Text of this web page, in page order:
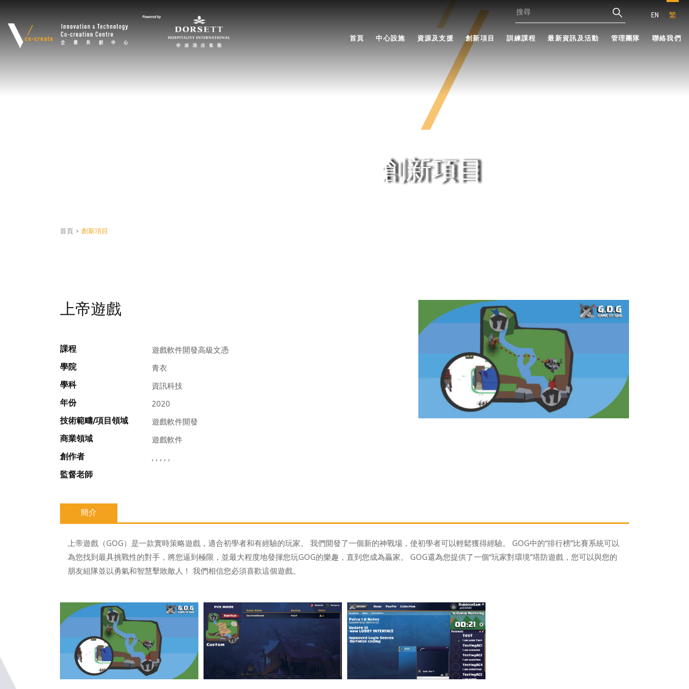
EN 繁
首頁 中心設施 資源及支援 創新項目 訓練課程 最新資訊及活動 管理團隊 聯絡我們
創新項目
首頁 > 創新項目
上帝遊戲
課程 遊戲軟件開發高級文憑
學院 青衣
學科 資訊科技
年份 2020
技術範疇/項目領域 遊戲軟件開發
商業領域 遊戲軟件
創作者 , , , , ,
監督老師
簡介
上帝遊戲（GOG）是一款實時策略遊戲，適合初學者和有經驗的玩家。 我們開發了一個新的神戰場，使初學者可以輕鬆獲得經驗。 GOG中的“排行榜”比賽系統可以
為您找到最具挑戰性的對手，將您逼到極限，並最大程度地發揮您玩GOG的樂趣，直到您成為贏家。 GOG還為您提供了一個“玩家對環境”塔防遊戲，您可以與您的
朋友組隊並以勇氣和智慧擊敗敵人！ 我們相信您必須喜歡這個遊戲。